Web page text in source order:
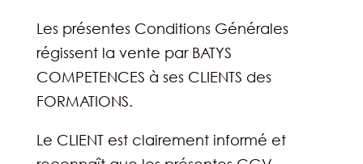
Les présentes Conditions Générales
régissent la vente par BATYS
COMPETENCES à ses CLIENTS des
FORMATIONS.
Le CLIENT est clairement informé et